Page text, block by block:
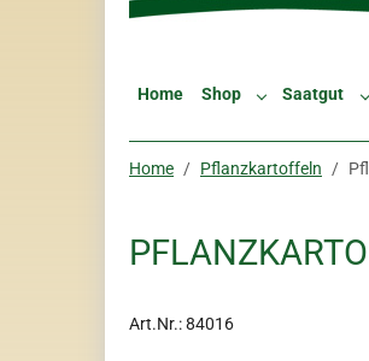
Home Shop Submenu for
Saatgut
Home Pflanzkartoffeln
Art.Nr.:84016